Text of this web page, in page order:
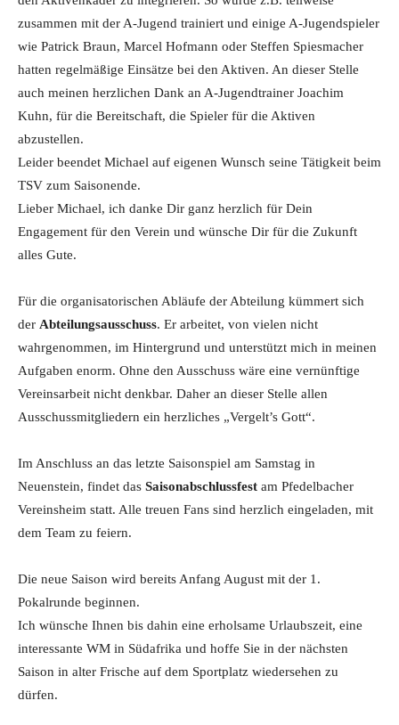
zusammen mit der A-Jugend trainiert und einige A-Jugendspieler
wie Patrick Braun, Marcel Hofmann oder Steffen Spiesmacher
hatten regelmäßige Einsätze bei den Aktiven. An dieser Stelle
auch meinen herzlichen Dank an A-Jugendtrainer Joachim
Kuhn, für die Bereitschaft, die Spieler für die Aktiven
abzustellen.
Leider beendet Michael auf eigenen Wunsch seine Tätigkeit beim
TSV zum Saisonende.
Lieber Michael, ich danke Dir ganz herzlich für Dein
Engagement für den Verein und wünsche Dir für die Zukunft
alles Gute.
Für die organisatorischen Abläufe der Abteilung kümmert sich
der Abteilungsausschuss. Er arbeitet, von vielen nicht
wahrgenommen, im Hintergrund und unterstützt mich in meinen
Aufgaben enorm. Ohne den Ausschuss wäre eine vernünftige
Vereinsarbeit nicht denkbar. Daher an dieser Stelle allen
Ausschussmitgliedern ein herzliches „Vergelt’s Gott“.
Im Anschluss an das letzte Saisonspiel am Samstag in
Neuenstein, findet das Saisonabschlussfest am Pfedelbacher
Vereinsheim statt. Alle treuen Fans sind herzlich eingeladen, mit
dem Team zu feiern.
Die neue Saison wird bereits Anfang August mit der 1.
Pokalrunde beginnen.
Ich wünsche Ihnen bis dahin eine erholsame Urlaubszeit, eine
interessante WM in Südafrika und hoffe Sie in der nächsten
Saison in alter Frische auf dem Sportplatz wiedersehen zu
dürfen.